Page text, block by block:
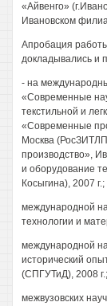
«Айвенго»
Ивановском
Апробация
докладывались и
- на
«Современные
текстильной и
«Современные
Москва
производство»,
и оборудование
Косыгина), 2007 г.;
международной
технологии и
международной
исторический
(СПГУТиД), 2008 г.;
межвузовских